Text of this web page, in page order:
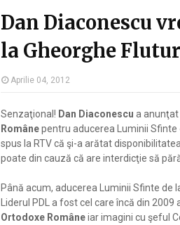
Dan Diaconescu
la Gheorghe Flutur
Aprilie 04, 2012
Senzaţional! Dan Diaconescu a
Românepentru aducerea Luminii
spus la RTV că şi-a arătat
poate din cauză că are interdicţie să
Până acum, aducerea Luminii Sfinte
Liderul PDL a fost cel care încă din
Ortodoxe Româneiar imagini cu şeful